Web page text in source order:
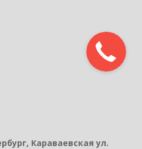
Караваевская ул.